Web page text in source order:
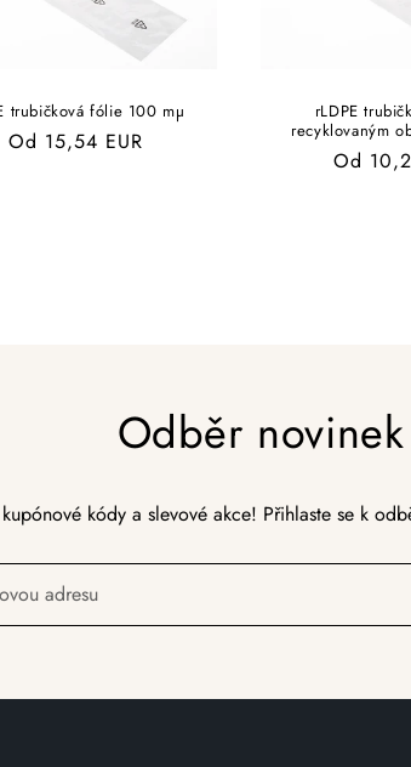
trubičková fólie 100 mµ
Běžná
Od 15,54 EUR
rLDPE
recyklovaným
Běžná
Od
Odběr novinek
kódy a slevové akce! Přihlaste se k
adresu